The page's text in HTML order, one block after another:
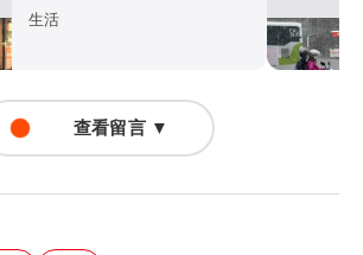
部山區防豪雨
生活
查看留言 ▼